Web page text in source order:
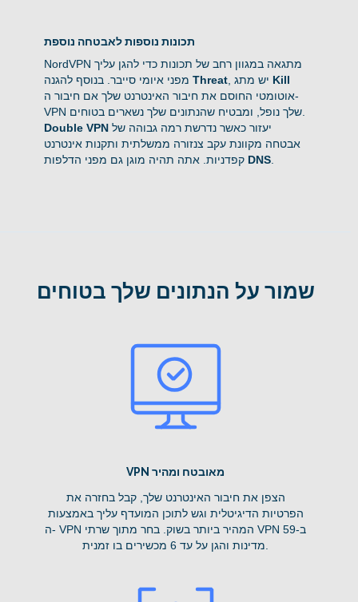
תכונות נוספות לאבטחה נוספת
NordVPN מתגאה במגוון רחב של תכונות כדי להגן עליך
Threat
Kill
אוטומטי החוסם את חיבור האינטרנט שלך אם חיבור ה-
VPN שלך נופל, ומבטיח שהנתונים שלך נשארים בטוחים.
Double VPNיעזור כאשר נדרשת רמה גבוהה של
אבטחה מקוונת עקב צנזורה ממשלתית ותקנות אינטרנט
קפדניות. אתה תהיה מוגן גם מפני הדלפות DNS.
שמור על הנתונים שלך בטוחים
VPN מאובטח ומהיר
הצפן את חיבור האינטרנט שלך, קבל בחזרה את
הפרטיות הדיגיטלית וגש לתוכן המועדף עליך באמצעות
ה- VPN המהיר ביותר בשוק. בחר מתוך שרתי VPN ב-59